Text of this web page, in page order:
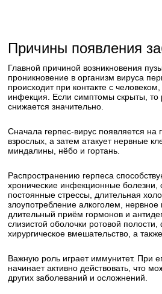
Причины появления
Главной причиной возникновения
проникновение в организм вируса
происходит при контакте с человеком,
инфекция. Если симптомы скрыты, то
снижается значительно.
Сначала герпес-вирус появляется на
взрослых, а затем атакует нервные
миндалины, нёбо и гортань.
Распространению герпеса
хронические инфекционные болезни,
постоянные стрессы, длительная
злоупотребление алкоголем,
длительный приём гормонов и
слизистой оболочки ротовой полости,
хирургическое вмешательство, а
Важную роль играет иммунитет. При
начинает активно действовать, что
других заболеваний и осложнений.